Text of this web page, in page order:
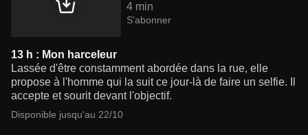
4 min
S'abonner
13 h : Mon harceleur
Lassée d'être constamment abordée dans la rue, elle
propose à l'homme qui la suit ce jour-là de faire un selfie. Il
accepte et sourit devant l'objectif.
Disponible jusqu'au 22/10